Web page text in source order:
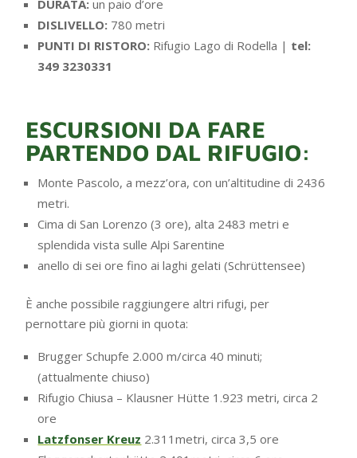
DURATA: un paio d’ore
DISLIVELLO: 780 metri
PUNTI DI RISTORO: Rifugio Lago di Rodella | tel:
349 3230331
ESCURSIONI DA FARE
PARTENDO DAL RIFUGIO:
Monte Pascolo, a mezz’ora, con un’altitudine di 2436
metri.
Cima di San Lorenzo (3 ore), alta 2483 metri e
splendida vista sulle Alpi Sarentine
anello di sei ore fino ai laghi gelati (Schrüttensee)
È anche possibile raggiungere altri rifugi, per
pernottare più giorni in quota:
Brugger Schupfe 2.000 m/circa 40 minuti;
(attualmente chiuso)
Rifugio Chiusa – Klausner Hütte 1.923 metri, circa 2
ore
Latzfonser Kreuz 2.311metri, circa 3,5 ore